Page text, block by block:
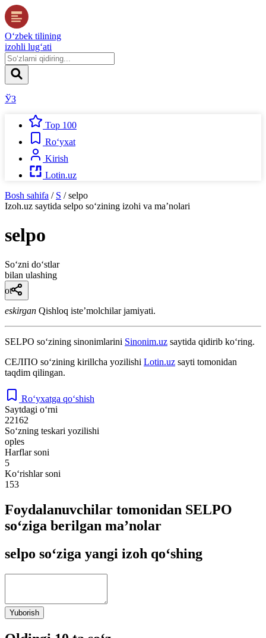
O‘zbek tilining
izohli lug‘ati
ЎЗ
Top 100
Ro‘yxat
Kirish
Lotin.uz
Bosh sahifa / S / selpo
Izoh.uz saytida selpo so‘zining izohi va ma’nolari
selpo
So‘zni do‘stlar
bilan ulashing
ot
eskirgan Qishloq isteʼmolchilar jamiyati.
SELPO so‘zining sinonimlarini Sinonim.uz saytida qidirib ko‘ring.
СЕЛПО so‘zining kirillcha yozilishi Lotin.uz sayti tomonidan
taqdim qilingan.
Ro‘yxatga qo‘shish
Saytdagi o‘rni
22162
So‘zning teskari yozilishi
oples
Harflar soni
5
Ko‘rishlar soni
153
Foydalanuvchilar tomonidan SELPO
so‘ziga berilgan ma’nolar
selpo so‘ziga yangi izoh qo‘shing
Yuborish